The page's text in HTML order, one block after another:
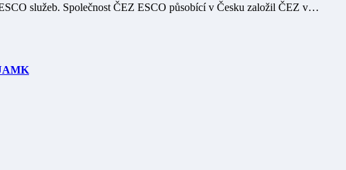
služeb. Společnost ČEZ ESCO působící v Česku založil ČEZ v…